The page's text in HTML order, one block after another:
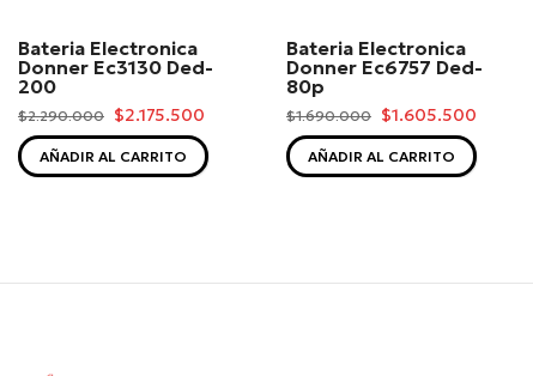
Bateria Electronica
Donner Ec3130 Ded-
200
$2.290.000 $2.175.500
AÑADIR AL CARRITO
Bateria Electronica
Donner Ec6757 Ded-
80p
$1.690.000 $1.605.500
AÑADIR AL CARRITO